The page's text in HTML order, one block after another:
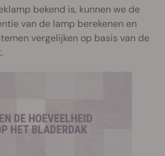
bekend is, kunnen we de
van de lamp berekenen en
vergelijken op basis van de